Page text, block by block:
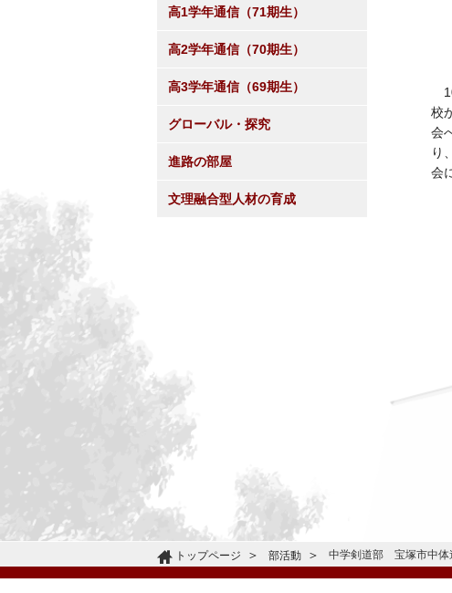
校
会
り
会
高1学年通信（71期生）
高2学年通信（70期生）
高3学年通信（69期生）
グローバル・探究
進路の部屋
文理融合型人材の育成
トップページ 部活動 中学剣道部 宝塚市中